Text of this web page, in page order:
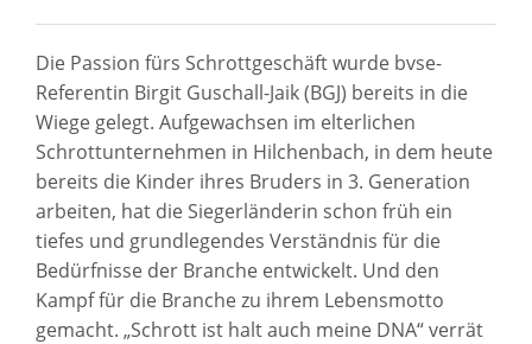
Die Passion fürs Schrottgeschäft wurde bvse-
Referentin Birgit Guschall-Jaik (BGJ) bereits in die
Wiege gelegt. Aufgewachsen im elterlichen
Schrottunternehmen in Hilchenbach, in dem heute
bereits die Kinder ihres Bruders in 3. Generation
arbeiten, hat die Siegerländerin schon früh ein
tiefes und grundlegendes Verständnis für die
Bedürfnisse der Branche entwickelt. Und den
Kampf für die Branche zu ihrem Lebensmotto
gemacht. „Schrott ist halt auch meine DNA“ verrät